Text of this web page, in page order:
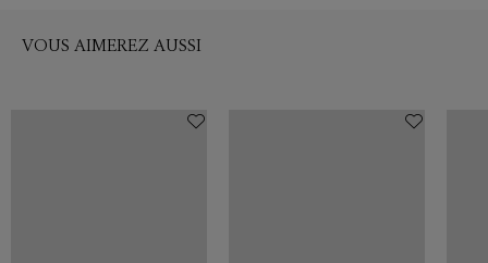
VOUS AIMEREZ AUSSI